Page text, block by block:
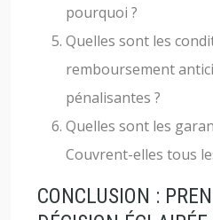
pourquoi ?
Quelles sont les
remboursement
pénalisantes ?
Quelles sont les
Couvrent-elles tous
CONCLUSION :